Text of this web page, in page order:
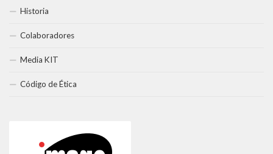
Historia
Colaboradores
Media KIT
Código de Ética